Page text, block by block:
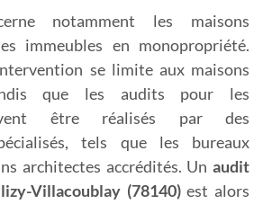
notamment les maisons
immeubles en monopropriété.
se limite aux maisons
que les audits pour les
être réalisés par des
tels que les bureaux
architectes accrédités. Un audit
Villacoublay (78140)est alors